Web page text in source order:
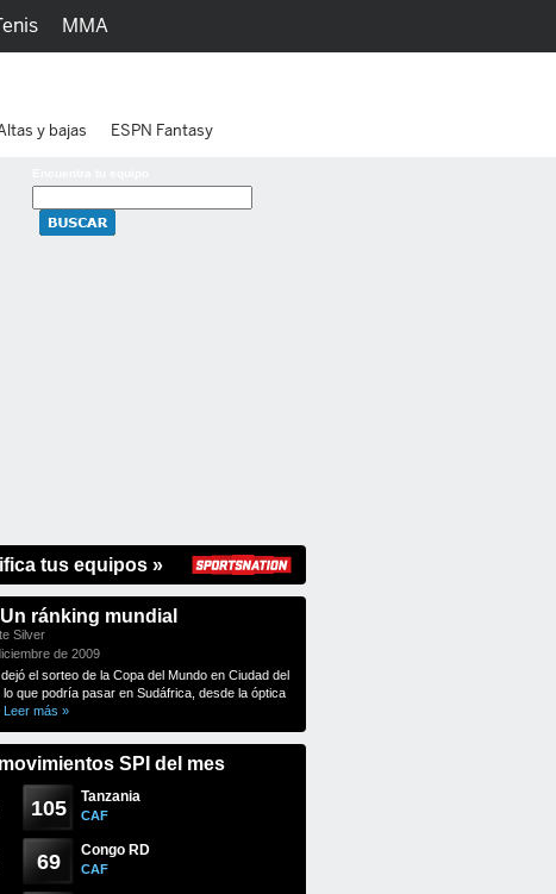
tus equipos »
ránking mundial
Silver
de 2009
el sorteo de la Copa del Mundo en Ciudad del
lo que podría pasar en Sudáfrica, desde la óptica
Leer más »
SPI del mes
105 Tanzania
CAF
69 Congo RD
CAF
MMA
y bajas ESPN Fantasy